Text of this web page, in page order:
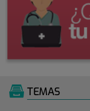
TEMAS